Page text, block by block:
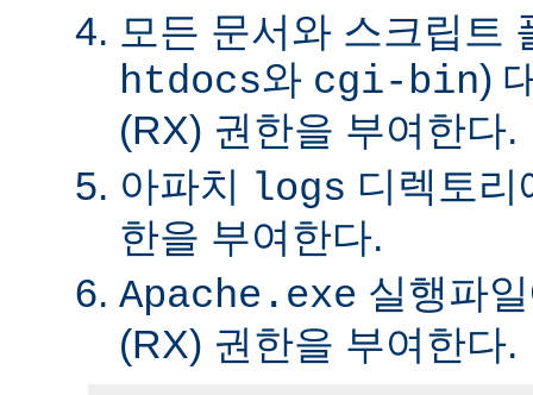
모든 문서와 스크립트
htdocs와 cgi-bin)
(RX) 권한을 부여한다.
아파치 logs 디렉토리
한을 부여한다.
Apache.exe 실행파
(RX) 권한을 부여한다.